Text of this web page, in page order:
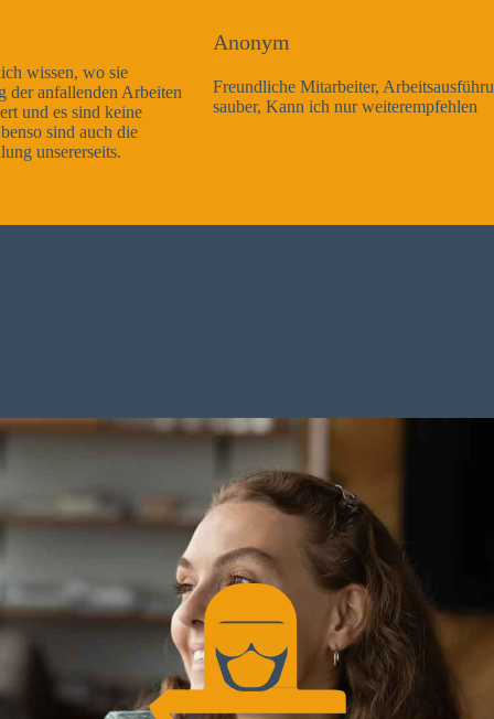
Freundliche Mitarbeiter, Arbeitsausführung sehr gut und sehr
sauber, Kann ich nur weiterempfehlen